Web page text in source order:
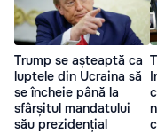
Trump se așteaptă ca
luptele din Ucraina să
se încheie până la
sfârșitul mandatului
său prezidențial